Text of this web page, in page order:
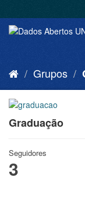
Grupos
Graduação
Seguidores
3